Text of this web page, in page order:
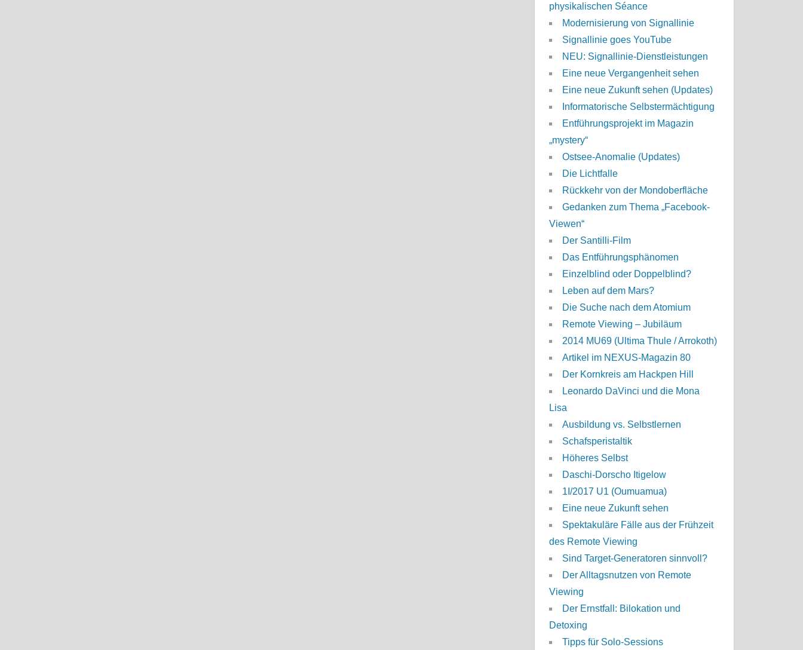
physikalischen Séance
Modernisierung von Signallinie
Signallinie goes YouTube
NEU: Signallinie-Dienstleistungen
Eine neue Vergangenheit sehen
Eine neue Zukunft sehen (Updates)
Informatorische Selbstermächtigung
Entführungsprojekt im Magazin
„mystery“
Ostsee-Anomalie (Updates)
Die Lichtfalle
Rückkehr von der Mondoberfläche
Gedanken zum Thema „Facebook-
Viewen“
Der Santilli-Film
Das Entführungsphänomen
Einzelblind oder Doppelblind?
Leben auf dem Mars?
Die Suche nach dem Atomium
Remote Viewing – Jubiläum
2014 MU69 (Ultima Thule / Arrokoth)
Artikel im NEXUS-Magazin 80
Der Kornkreis am Hackpen Hill
Leonardo DaVinci und die Mona
Lisa
Ausbildung vs. Selbstlernen
Schafsperistaltik
Höheres Selbst
Daschi-Dorscho Itigelow
1I/2017 U1 (Oumuamua)
Eine neue Zukunft sehen
Spektakuläre Fälle aus der Frühzeit
des Remote Viewing
Sind Target-Generatoren sinnvoll?
Der Alltagsnutzen von Remote
Viewing
Der Ernstfall: Bilokation und
Detoxing
Tipps für Solo-Sessions